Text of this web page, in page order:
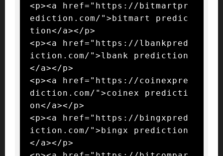
<p><a href="https://bitmartpr
ediction.com/">bitmart predic
tion</a></p>
<p><a href="https://lbankpred
iction.com/">lbank prediction
</a></p>
<p><a href="https://coinexpre
diction.com/">coinex predicti
on</a></p>
<p><a href="https://bingxpred
iction.com/">bingx prediction
</a></p>